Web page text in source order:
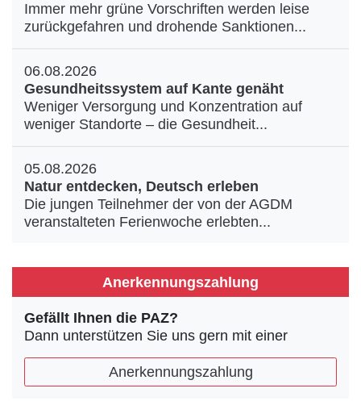
Immer mehr grüne Vorschriften werden leise
zurückgefahren und drohende Sanktionen...
06.08.2026
Gesundheitssystem auf Kante genäht
Weniger Versorgung und Konzentration auf
weniger Standorte – die Gesundheit...
05.08.2026
Natur entdecken, Deutsch erleben
Die jungen Teilnehmer der von der AGDM
veranstalteten Ferienwoche erlebten...
Anerkennungszahlung
Gefällt Ihnen die PAZ?
Dann unterstützen Sie uns gern mit einer
Anerkennungszahlung